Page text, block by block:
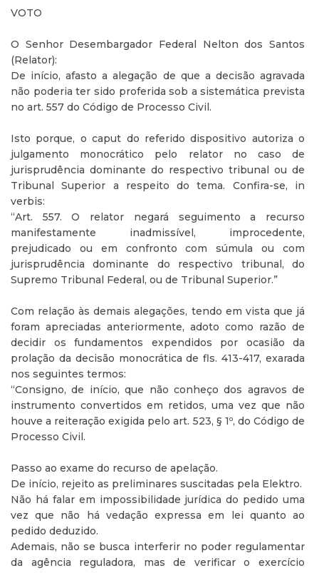
VOTO
O Senhor Desembargador Federal Nelton dos Santos
(Relator):
De início, afasto a alegação de que a decisão agravada
não poderia ter sido proferida sob a sistemática prevista
no art. 557 do Código de Processo Civil.
Isto porque, o caput do referido dispositivo autoriza o
julgamento monocrático pelo relator no caso de
jurisprudência dominante do respectivo tribunal ou de
Tribunal Superior a respeito do tema. Confira-se, in
verbis:
“Art. 557. O relator negará seguimento a recurso
manifestamente inadmissível, improcedente,
prejudicado ou em confronto com súmula ou com
jurisprudência dominante do respectivo tribunal, do
Supremo Tribunal Federal, ou de Tribunal Superior.”
Com relação às demais alegações, tendo em vista que já
foram apreciadas anteriormente, adoto como razão de
decidir os fundamentos expendidos por ocasião da
prolação da decisão monocrática de fls. 413-417, exarada
nos seguintes termos:
“Consigno, de início, que não conheço dos agravos de
instrumento convertidos em retidos, uma vez que não
houve a reiteração exigida pelo art. 523, § 1º, do Código de
Processo Civil.
Passo ao exame do recurso de apelação.
De início, rejeito as preliminares suscitadas pela Elektro.
Não há falar em impossibilidade jurídica do pedido uma
vez que não há vedação expressa em lei quanto ao
pedido deduzido.
Ademais, não se busca interferir no poder regulamentar
da agência reguladora, mas de verificar o exercício